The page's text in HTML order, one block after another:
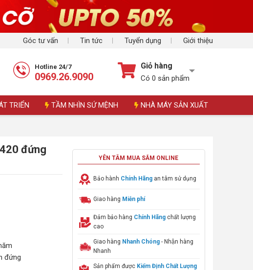
Góc tư vấn Tin tức Tuyển dụng Giới thiệu
Hotline 24/7
0969.26.9090
Giỏ hàng
Có 0 sản phẩm
TRIỂN TẦM NHÌN SỨ MỆNH NHÀ MÁY SẢN XUẤT
đứng
đứng
YÊN TÂM MUA SẮM ONLINE
Bảo hành Chính Hãng an tâm sử dụng
Giao hàng Miễn phí
Đảm bảo hàng Chính Hãngchất lượng
cao
Giao hàng Nhanh Chóng- Nhận hàng
Nhanh
Sản phẩm được Kiểm Định Chất Lượng